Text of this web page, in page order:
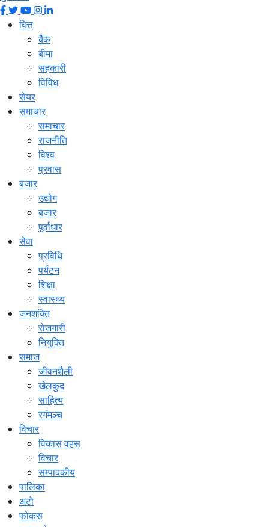
वित्त
बैंक
बीमा
सहकारी
विविध
सेयर
समाचार
समाचार
राजनीति
विश्व
प्रवास
बजार
उद्योग
बजार
पूर्वाधार
सेवा
प्रविधि
पर्यटन
शिक्षा
स्वास्थ्य
जनशक्ति
रोजगारी
नियुक्ति
समाज
जीवनशैली
खेलकुद
साहित्य
रगंमञ्च
विचार
विकास वहस
विचार
सम्पादकीय
पालिका
अटो
फोकस